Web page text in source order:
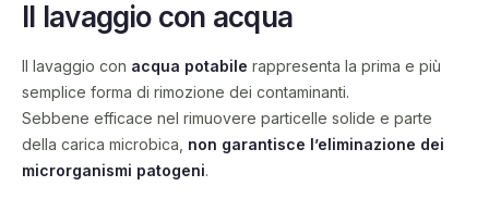
Il lavaggio con acqua
Il lavaggio con acqua potabile rappresenta la prima e più
semplice forma di rimozione dei contaminanti.
Sebbene efficace nel rimuovere particelle solide e parte
della carica microbica, non garantisce l’eliminazione dei
microrganismi patogeni.